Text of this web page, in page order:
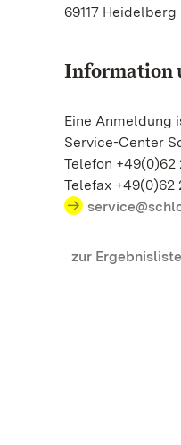
69117 Heidelberg
Information
Eine Anmeldung
Service-Center
Telefon +49(0)62
Telefax +49(0)62
zur Ergebnisliste